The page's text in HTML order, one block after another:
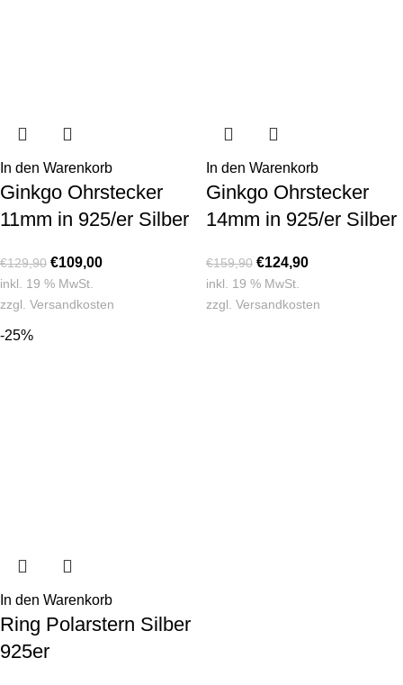
In den Warenkorb
Ginkgo Ohrstecker
11mm in 925/er Silber
€129,90 €109,00
inkl. 19 % MwSt.
zzgl. Versandkosten
In den Warenkorb
Ginkgo Ohrstecker
14mm in 925/er Silber
€159,90 €124,90
inkl. 19 % MwSt.
zzgl. Versandkosten
-25%
In den Warenkorb
Ring Polarstern Silber
925er